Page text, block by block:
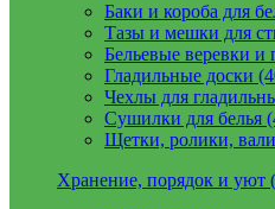
Баки и короба для
Тазы и мешки для
Бельевые веревки
Гладильные доски
Чехлы для
Сушилки для белья
Щетки, ролики,
Хранение, порядок и уют